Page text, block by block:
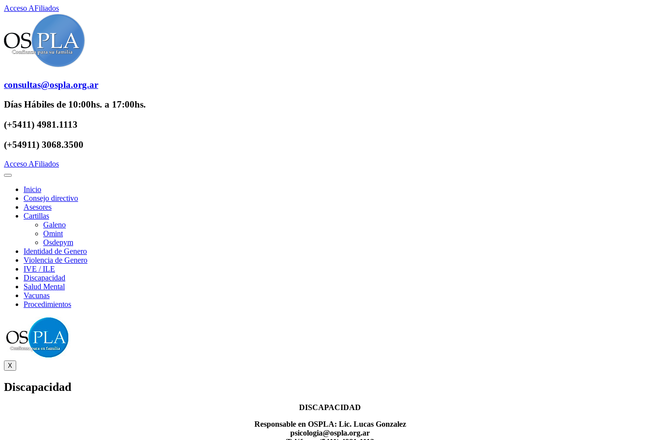
Acceso AFiliados
consultas@ospla.org.ar
Días Hábiles de 10:00hs. a 17:00hs.
(+5411) 4981.1113
(+54911) 3068.3500
Acceso AFiliados
Inicio
Consejo directivo
Asesores
Cartillas
Galeno
Omint
Osdepym
Identidad de Genero
Violencia de Genero
IVE / ILE
Discapacidad
Salud Mental
Vacunas
Procedimientos
X
Discapacidad
DISCAPACIDAD
Responsable en OSPLA: Lic. Lucas Gonzalez
psicologia@ospla.org.ar